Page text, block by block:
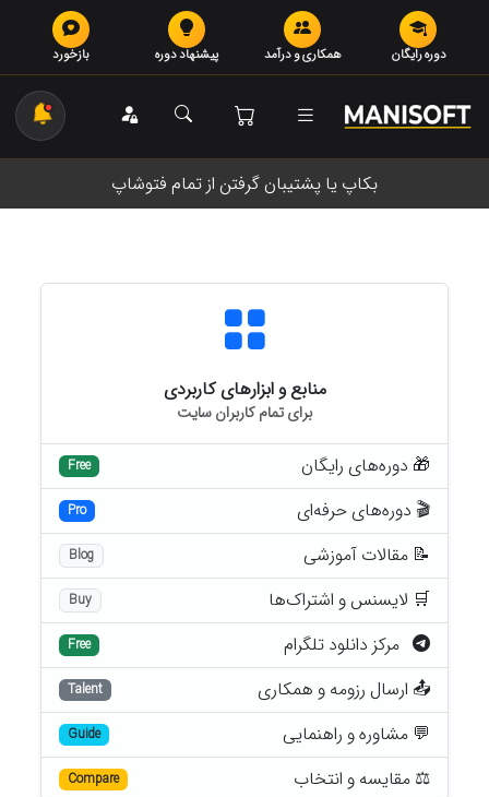
دوره رایگان همکاری و درآمد پیشنهاد دوره بازخورد
بکاپ یا پشتیبان گرفتن از تمام فتوشاپ
منابع و ابزارهای کاربردی
برای تمام کاربران سایت
🎁 دوره‌های رایگان Free
🎬 دوره‌های حرفه‌ای Pro
📝 مقالات آموزشی Blog
🛒 لایسنس و اشتراک‌ها Buy
مرکز دانلود تلگرام Free
📤 ارسال رزومه و همکاری Talent
💬 مشاوره و راهنمایی Guide
⚖️ مقایسه و انتخاب Compare